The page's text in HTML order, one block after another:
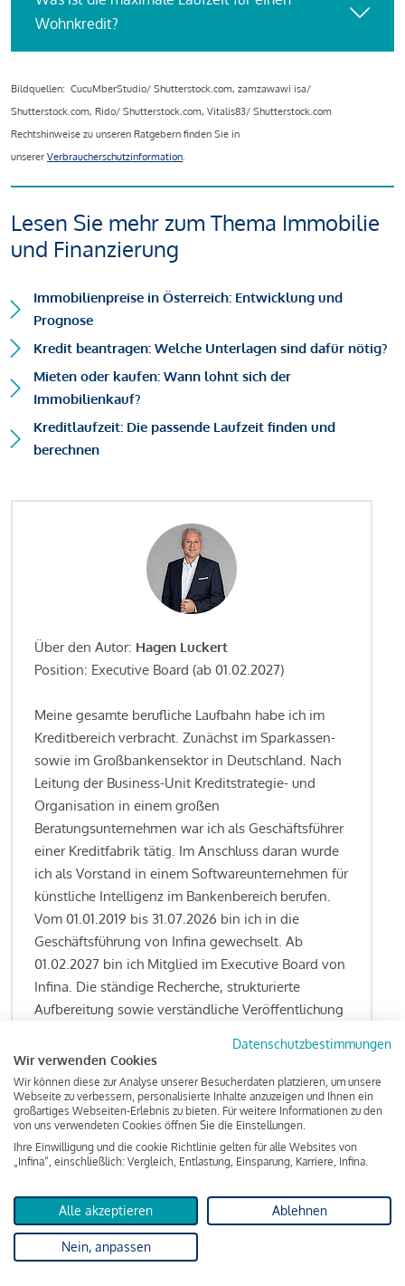
Wohnkredit?
Bildquellen: CucuMberStudio/ Shutterstock.com, zamzawawi isa/
Shutterstock.com, Rido/ Shutterstock.com, Vitalis83/ Shutterstock.com
Rechtshinweise zu unseren Ratgebern finden Sie in
unserer Verbraucherschutzinformation.
Lesen Sie mehr zum Thema Immobilie
und Finanzierung
Immobilienpreise in Österreich: Entwicklung und
Prognose
Kredit beantragen: Welche Unterlagen sind dafür nötig?
Mieten oder kaufen: Wann lohnt sich der
Immobilienkauf?
Kreditlaufzeit: Die passende Laufzeit finden und
berechnen
Über den Autor: Hagen Luckert
Position: Executive Board (ab 01.02.2027)
Meine gesamte berufliche Laufbahn habe ich im
Kreditbereich verbracht. Zunächst im Sparkassen-
sowie im Großbankensektor in Deutschland. Nach
Leitung der Business-Unit Kreditstrategie- und
Organisation in einem großen
Beratungsunternehmen war ich als Geschäftsführer
einer Kreditfabrik tätig. Im Anschluss daran wurde
ich als Vorstand in einem Softwareunternehmen für
künstliche Intelligenz im Bankenbereich berufen.
Vom 01.01.2019 bis 31.07.2026 bin ich in die
Geschäftsführung von Infina gewechselt. Ab
01.02.2027 bin ich Mitglied im Executive Board von
Infina. Die ständige Recherche, strukturierte
Aufbereitung sowie verständliche Veröffentlichung
Kreditgeschäft gehören zu den wesentlichen
Schwerpunktsetzungen meiner Funktion.
Lesen Sie meine Finanzierungs-Tipps
KreditindexDas Wohnkredit Barometer
Datenschutzbestimmungen
Wir verwenden Cookies
Wir können diese zur Analyse unserer Besucherdaten platzieren, um unsere
Webseite zu verbessern, personalisierte Inhalte anzuzeigen und Ihnen ein
großartiges Webseiten-Erlebnis zu bieten. Für weitere Informationen zu den
von uns verwendeten Cookies öffnen Sie die Einstellungen.
Ihre Einwilligung und die cookie Richtlinie gelten für alle Websites von
„Infina“, einschließlich: Vergleich, Entlastung, Einsparung, Karriere, Infina.
Alle akzeptieren Ablehnen
Nein, anpassen